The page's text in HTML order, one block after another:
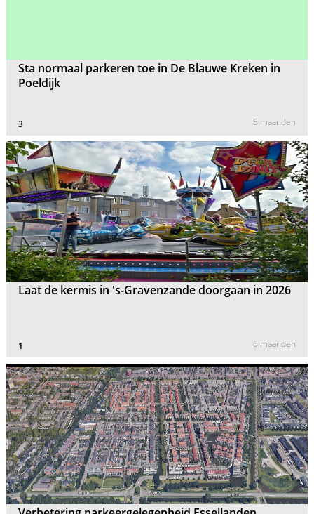
Sta normaal parkeren toe in De Blauwe Kreken in
Poeldijk
3 5 maanden
Laat de kermis in 's-Gravenzande doorgaan in 2026
1 6 maanden